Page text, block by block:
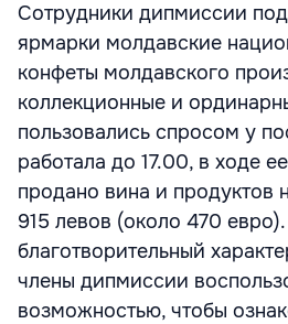
Сотрудники дипмиссии
ярмарки молдавские
конфеты молдавского
коллекционные и
пользовались спросом у
работала до 17.00, в ходе
продано вина и
915 левов (около 470
благотворительный
члены дипмиссии
возможностью, чтобы